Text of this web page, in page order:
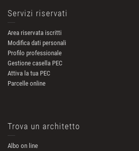
Servizi riservati
Area riservata iscritti
Modifica dati personali
Profilo professionale
Gestione casella PEC
Attiva la tua PEC
Parcelle online
Trova un architetto
Albo on line